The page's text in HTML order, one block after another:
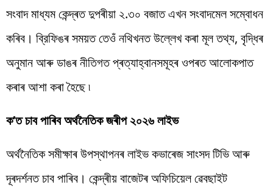
সংবাদ মাধ্যম কেন্দ্ৰত দুপৰীয়া ২.৩০ বজাত এখন সংবাদমেল সম্বোধন
কৰিব। ব্রিফিঙৰ সময়ত তেওঁ নথিখনত ​​উল্লেখ কৰা মূল তথ্য, বৃদ্ধিৰ
অনুমান আৰু ডাঙৰ নীতিগত প্ৰত্যাহ্বানসমূহৰ ওপৰত আলোকপাত
কৰাৰ আশা কৰা হৈছে ৷
ক’ত চাব পাৰিব অৰ্থনৈতিক জৰীপ ২০২৬ লাইভ
অৰ্থনৈতিক সমীক্ষাৰ উপস্থাপনৰ লাইভ কভাৰেজ সাংসদ টিভি আৰু
দূৰদৰ্শনত চাব পাৰিব। কেন্দ্ৰীয় বাজেটৰ অফিচিয়েল ৱেবছাইট